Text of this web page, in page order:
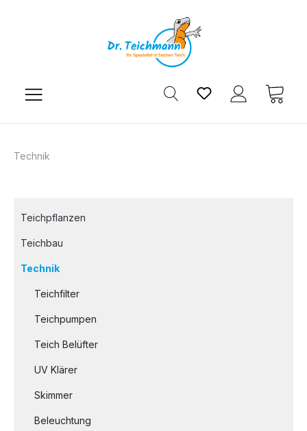
Du hast 0
Technik
Teichpflanzen
Teichbau
Technik
Teichfilter
Teichpumpen
Teich Belüfter
UV Klärer
Skimmer
Beleuchtung